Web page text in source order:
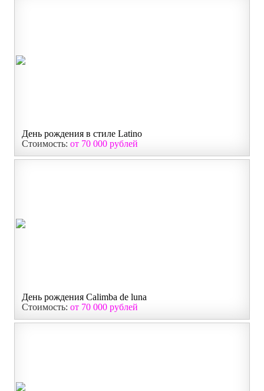
День рождения в стиле Latino
Стоимость: от 70 000 рублей
День рождения Calimba de luna
Стоимость: от 70 000 рублей